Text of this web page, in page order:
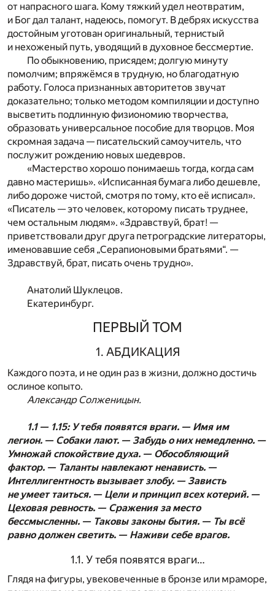
от напрасного шага. Кому тяжкий удел неотвратим,
и Бог дал талант, надеюсь, помогут. В дебрях искусства
достойным уготован оригинальный, тернистый
и нехоженый путь, уводящий в духовное бессмертие.
По обыкновению, присядем; долгую минуту
помолчим; впряжёмся в трудную, но благодатную
работу. Голоса признанных авторитетов звучат
доказательно; только методом компиляции и доступно
высветить подлинную физиономию творчества,
образовать универсальное пособие для творцов. Моя
скромная задача — писательский самоучитель, что
послужит рождению новых шедевров.
«Мастерство хорошо понимаешь тогда, когда сам
давно мастеришь». «Исписанная бумага либо дешевле,
либо дороже чистой, смотря по тому, кто её исписал».
«Писатель — это человек, которому писать труднее,
чем остальным людям». «Здравствуй, брат! —
приветствовали друг друга петроградские литераторы,
именовавшие себя „Серапионовыми братьями“. —
Здравствуй, брат, писать очень трудно».
Анатолий Шуклецов.
Екатеринбург.
ПЕРВЫЙ ТОМ
1. АБДИКАЦИЯ
Каждого поэта, и не один раз в жизни, должно достичь
ослиное копыто.
Александр Солженицын.
1.1 — 1.15: У тебя появятся враги. — Имя им
легион. — Собаки лают. — Забудь о них немедленно. —
Умножай спокойствие духа. — Обособляющий
фактор. — Таланты навлекают ненависть. —
Интеллигентность вызывает злобу. — Зависть
не умеет таиться. — Цели и принцип всех котерий. —
Цеховая ревность. — Сражения за место
бессмысленны. — Таковы законы бытия. — Ты всё
равно должен светить. — Наживи себе врагов.
1.1. У тебя появятся враги…
Глядя на фигуры, увековеченные в бронзе или мраморе,